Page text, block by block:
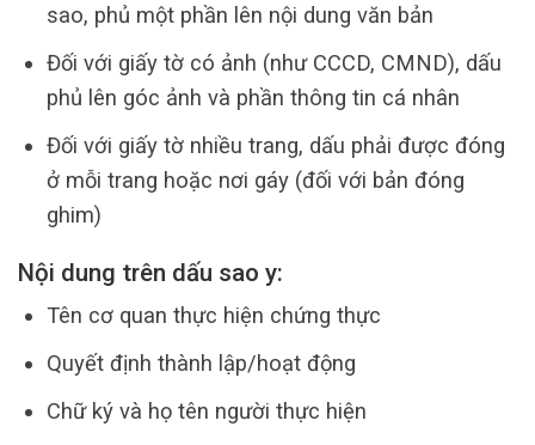
sao, phủ một phần lên nội dung văn bản
Đối với giấy tờ có ảnh (như CCCD, CMND), dấu
phủ lên góc ảnh và phần thông tin cá nhân
Đối với giấy tờ nhiều trang, dấu phải được đóng
ở mỗi trang hoặc nơi gáy (đối với bản đóng
ghim)
Nội dung trên dấu sao y:
Tên cơ quan thực hiện chứng thực
Quyết định thành lập/hoạt động
Chữ ký và họ tên người thực hiện